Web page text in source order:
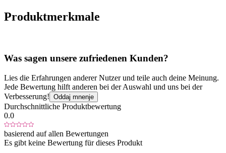
Produktmerkmale
Was sagen unsere zufriedenen Kunden?
Lies die Erfahrungen anderer Nutzer und teile auch deine Meinung.
Jede Bewertung hilft anderen bei der Auswahl und uns bei der
Verbesserung! Oddaj mnenje
Durchschnittliche Produktbewertung
0.0
basierend auf allen Bewertungen
Es gibt keine Bewertung für dieses Produkt